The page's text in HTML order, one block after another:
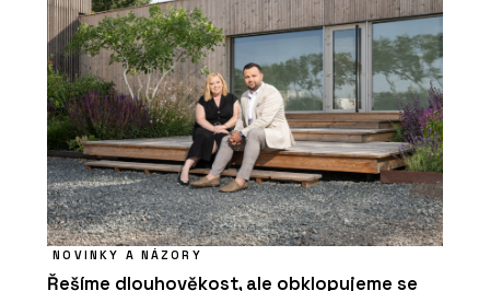
NOVINKY A NÁZORY
Řešíme dlouhověkost, ale obklopujeme se